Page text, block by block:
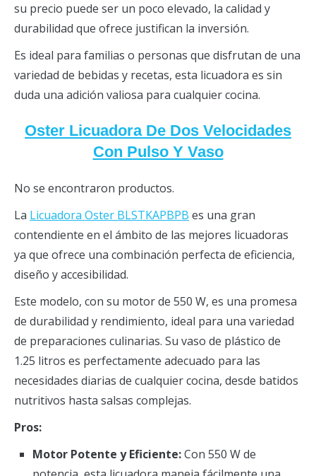
su precio puede ser un poco elevado, la calidad y
durabilidad que ofrece justifican la inversión.
Es ideal para familias o personas que disfrutan de una
variedad de bebidas y recetas, esta licuadora es sin
duda una adición valiosa para cualquier cocina.
Oster Licuadora De Dos Velocidades
Con Pulso Y Vaso
No se encontraron productos.
La Licuadora Oster BLSTKAPBPB es una gran
contendiente en el ámbito de las mejores licuadoras
ya que ofrece una combinación perfecta de eficiencia,
diseño y accesibilidad.
Este modelo, con su motor de 550 W, es una promesa
de durabilidad y rendimiento, ideal para una variedad
de preparaciones culinarias. Su vaso de plástico de
1.25 litros es perfectamente adecuado para las
necesidades diarias de cualquier cocina, desde batidos
nutritivos hasta salsas complejas.
Pros:
Motor Potente y Eficiente:Con 550 W de